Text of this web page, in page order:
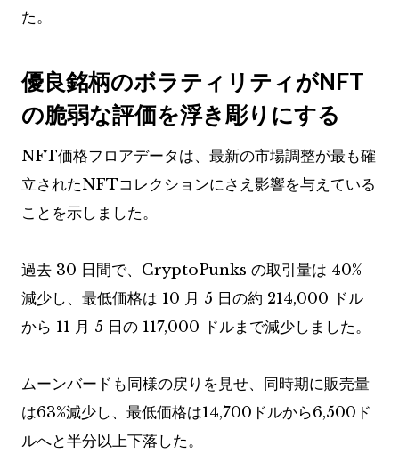
た。
優良銘柄のボラティリティがNFT
の脆弱な評価を浮き彫りにする
NFT価格フロアデータは、最新の市場調整が最も確
立されたNFTコレクションにさえ影響を与えている
ことを示しました。
過去 30 日間で、CryptoPunks の取引量は 40%
減少し、最低価格は 10 月 5 日の約 214,000 ドル
から 11 月 5 日の 117,000 ドルまで減少しました。
ムーンバードも同様の戻りを見せ、同時期に販売量
は63%減少し、最低価格は14,700ドルから6,500ド
ルへと半分以上下落した。